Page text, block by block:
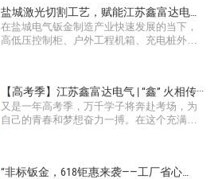
盐城激光切割工艺，赋能江苏鑫富达电气
工程···
在盐城电气钣金制造产业快速发展的当下，
高低压控制柜、户外工程机箱、充电桩外壳
【高考季】江苏鑫富达电气 | “鑫” 火相传···
又是一年高考季，万千学子将奔赴考场，为
自己的青春和梦想奋力一搏。在这个充满希
“非标钣金，618钜惠来袭——工厂省心